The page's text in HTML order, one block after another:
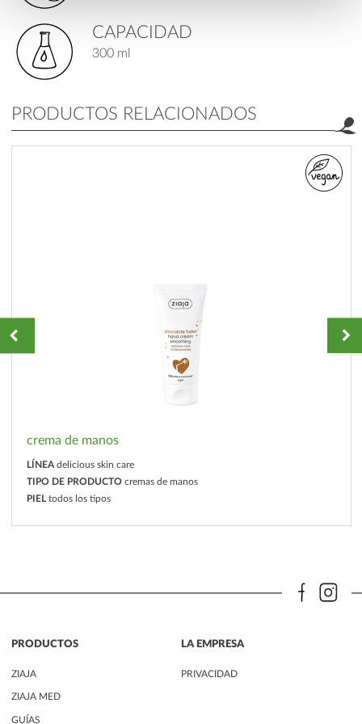
CAPACIDAD
300 ml
PRODUCTOS RELACIONADOS
crema de manos
LÍNEA delicious skin care
TIPO DE PRODUCTO cremas de manos
PIEL todos los tipos
PRODUCTOS
ZIAJA
ZIAJA MED
GUÍAS
LA EMPRESA
PRIVACIDAD